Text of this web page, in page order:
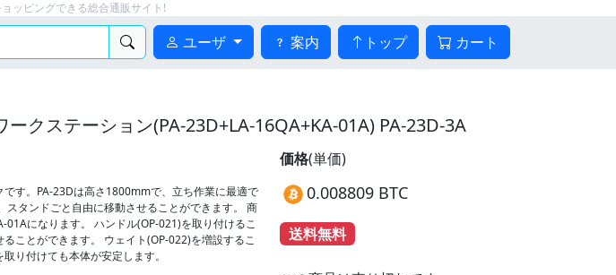
ッピングできる総合通販サイト!
ユーザ 案内 トップ カート
クステーション(PA-23D+LA-16QA+KA-01A) PA-23D-3A
す。PA-23Dは高さ1800mmで、立ち作業に最適で
スタンドごと自由に移動させることができます。 商
01Aになります。 ハンドル(OP-021)を取り付けるこ
ことができます。 ウェイト(OP-022)を増設するこ
り付けても本体が安定します。
価格(単価)
0.008809 BTC
送料無料